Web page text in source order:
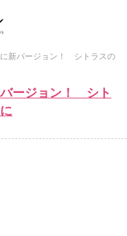
に新バージョン！ シトラスの
ージョン！ シト